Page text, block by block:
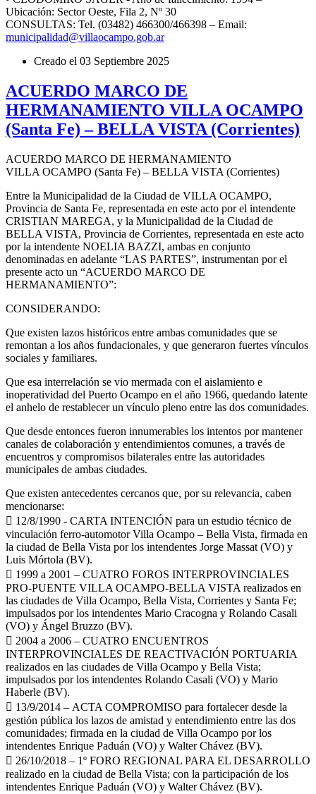
Ubicación: Sector Oeste, Fila 2, Nº 30
CONSULTAS: Tel. (03482) 466300/466398 – Email:
municipalidad@villaocampo.gob.ar
Creado el 03 Septiembre 2025
ACUERDO MARCO DE
HERMANAMIENTO VILLA OCAMPO
(Santa Fe) – BELLA VISTA (Corrientes)
ACUERDO MARCO DE HERMANAMIENTO
VILLA OCAMPO (Santa Fe) – BELLA VISTA (Corrientes)
Entre la Municipalidad de la Ciudad de VILLA OCAMPO,
Provincia de Santa Fe, representada en este acto por el intendente
CRISTIAN MAREGA, y la Municipalidad de la Ciudad de
BELLA VISTA, Provincia de Corrientes, representada en este acto
por la intendente NOELIA BAZZI, ambas en conjunto
denominadas en adelante “LAS PARTES”, instrumentan por el
presente acto un “ACUERDO MARCO DE
HERMANAMIENTO”:
CONSIDERANDO:
Que existen lazos históricos entre ambas comunidades que se
remontan a los años fundacionales, y que generaron fuertes vínculos
sociales y familiares.
Que esa interrelación se vio mermada con el aislamiento e
inoperatividad del Puerto Ocampo en el año 1966, quedando latente
el anhelo de restablecer un vínculo pleno entre las dos comunidades.
Que desde entonces fueron innumerables los intentos por mantener
canales de colaboración y entendimientos comunes, a través de
encuentros y compromisos bilaterales entre las autoridades
municipales de ambas ciudades.
Que existen antecedentes cercanos que, por su relevancia, caben
mencionarse:
 12/8/1990 - CARTA INTENCIÓN para un estudio técnico de
vinculación ferro-automotor Villa Ocampo – Bella Vista, firmada en
la ciudad de Bella Vista por los intendentes Jorge Massat (VO) y
Luis Mórtola (BV).
 1999 a 2001 – CUATRO FOROS INTERPROVINCIALES
PRO-PUENTE VILLA OCAMPO-BELLA VISTA realizados en
las ciudades de Villa Ocampo, Bella Vista, Corrientes y Santa Fe;
impulsados por los intendentes Mario Cracogna y Rolando Casali
(VO) y Ángel Bruzzo (BV).
 2004 a 2006 – CUATRO ENCUENTROS
INTERPROVINCIALES DE REACTIVACIÓN PORTUARIA
realizados en las ciudades de Villa Ocampo y Bella Vista;
impulsados por los intendentes Rolando Casali (VO) y Mario
Haberle (BV).
 13/9/2014 – ACTA COMPROMISO para fortalecer desde la
gestión pública los lazos de amistad y entendimiento entre las dos
comunidades; firmada en la ciudad de Villa Ocampo por los
intendentes Enrique Paduán (VO) y Walter Chávez (BV).
 26/10/2018 – 1º FORO REGIONAL PARA EL DESARROLLO
realizado en la ciudad de Bella Vista; con la participación de los
intendentes Enrique Paduán (VO) y Walter Chávez (BV).